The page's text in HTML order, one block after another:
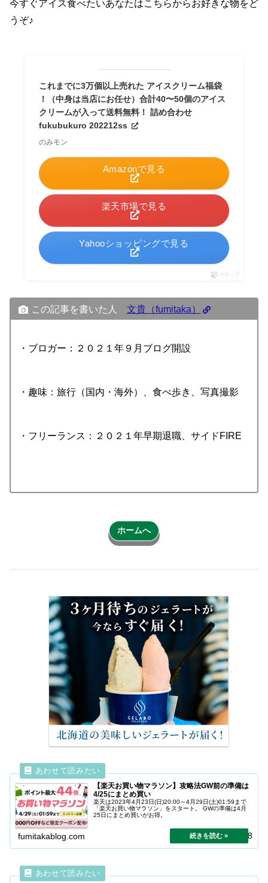
今すぐアイス食べたいあなたはこちらからお好きな物をど
うぞ♪
これまでに3万個以上売れた アイスクリーム福袋
！（中身は当店にお任せ）合計40〜50個のアイス
クリームが入って送料無料！ 詰め合わせ
fukubukuro 202212ss
のみモン
Amazonで見る
楽天市場で見る
Yahooショッピングで見る
ポチップ
この記事を書いた人 文貴（fumitaka）
・ブロガー：２０２１年９月ブログ開設
・趣味：旅行（国内・海外）、食べ歩き、写真撮影
・フリーランス：２０２１年早期退職、サイドFIRE
ホームへ
【楽天お買い物マラソン】攻略法GW前の準備は
4/25にまとめ買い
楽天は2023年4月23日(日)20:00～4月29日(土)01:59まで
「楽天お買い物マラソン」をスタート。 GWの準備は4月
25日にまとめ買いがお得。
fumitakablog.com 2024.04.18